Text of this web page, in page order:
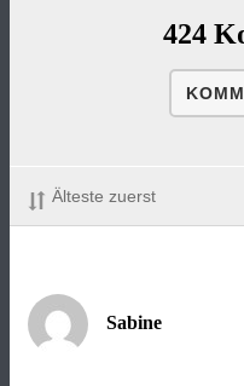
424
Älteste zuerst
Sabine